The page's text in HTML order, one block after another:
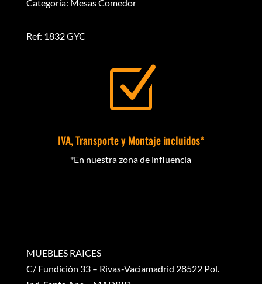
Categoría: Mesas Comedor
Ref: 1832 GYC
Z
IVA, Transporte y Montaje incluidos*
*En nuestra zona de influencia
MUEBLES RAICES
C/ Fundición 33 – Rivas-Vaciamadrid 28522 Pol.